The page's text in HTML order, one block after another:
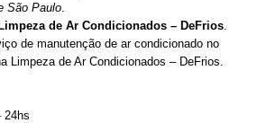
São Paulo.
Limpeza de Ar Condicionados – DeFrios.
de manutenção de ar condicionado no
Limpeza de Ar Condicionados – DeFrios.
24hs